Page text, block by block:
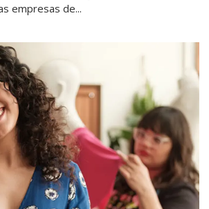
empresas de...